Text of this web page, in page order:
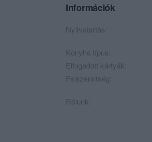
Információk
Nyitvatartás:
Konyha típus:
Elfogadott kártyák:
Felszereltség:
Rólunk: